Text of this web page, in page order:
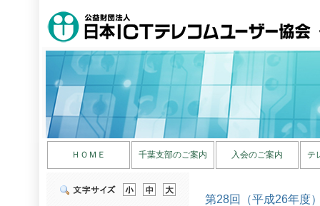
ＨＯＭＥ 千葉支部のご案内 入会のご案内 テ
第28回（平成26年度